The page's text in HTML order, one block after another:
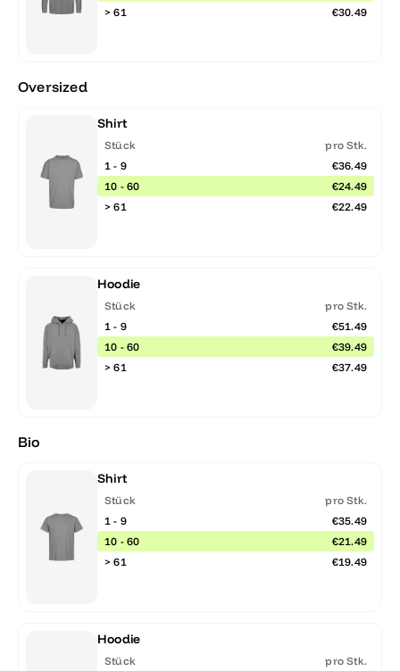
> 61 €30.49
Oversized
Shirt
Stück
pro Stk.
1 - 9
€36.49
10 - 60
€24.49
> 61
€22.49
Hoodie
Stück
pro Stk.
1 - 9
€51.49
10 - 60
€39.49
> 61
€37.49
Bio
Shirt
Stück
pro Stk.
1 - 9
€35.49
10 - 60
€21.49
> 61
€19.49
Hoodie
Stück
pro Stk.